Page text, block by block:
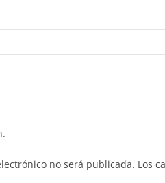
no será publicada. Los